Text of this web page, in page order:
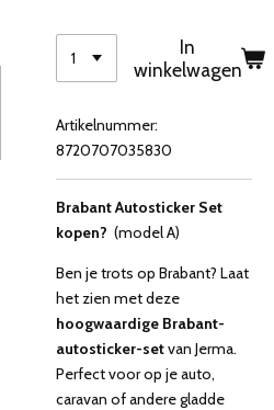
In
winkelwagen
Artikelnummer:
8720707035830
Brabant Autosticker Set
kopen? (model A)
Ben je trots op Brabant? Laat
het zien met deze
hoogwaardige Brabant-
autosticker-setvan Jerma.
Perfect voor op je auto,
caravan of andere gladde